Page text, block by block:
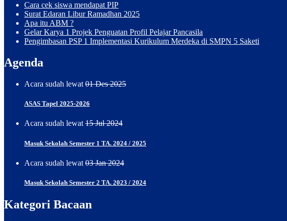
Cara cek siswa mendapat PIP
Surat Edaran Libur Ramadhan 2025
Apa itu ABM ?
Gelar Karya 1 Projek Penguatan Profil Pelajar Pancasila
Pengimbasan PSP 1 Implementasi Kurikulum Merdeka di SMPN 5 Saketi
Agenda
Acara sudah lewat 01 Des 2025
ASAS Tapel 2025-2026
Acara sudah lewat15 Jul 2024
Masuk Sekolah Semester 1 TA. 2024 / 2025
Acara sudah lewat 03 Jan 2024
Masuk Sekolah Semester 2 TA. 2023 / 2024
Kategori Bacaan